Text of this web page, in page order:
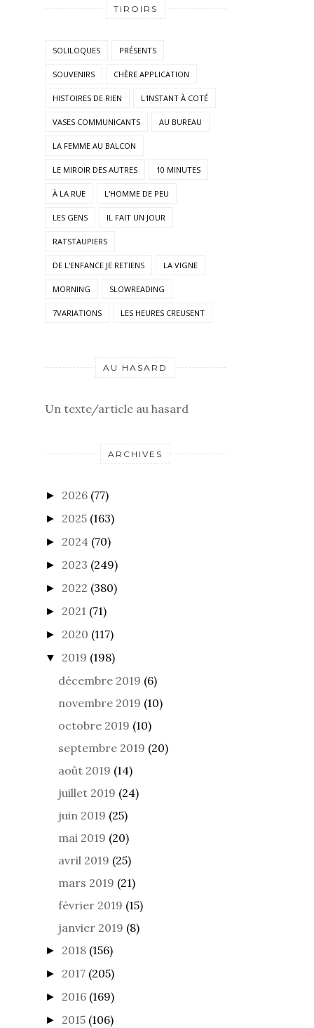
TIROIRS
SOLILOQUES PRÉSENTS
SOUVENIRS CHÈRE APPLICATION
HISTOIRES DE RIEN L'INSTANT À COTÉ
VASES COMMUNICANTS AU BUREAU
LA FEMME AU BALCON
LE MIROIR DES AUTRES 10 MINUTES
À LA RUE L'HOMME DE PEU
LES GENS IL FAIT UN JOUR
RATSTAUPIERS
DE L'ENFANCE JE RETIENS LA VIGNE
MORNING SLOWREADING
7VARIATIONS LES HEURES CREUSENT
AU HASARD
Un texte/article au hasard
ARCHIVES
► 2026 (77)
► 2025 (163)
► 2024 (70)
► 2023 (249)
► 2022 (380)
► 2021 (71)
► 2020 (117)
▼ 2019 (198)
décembre 2019 (6)
novembre 2019 (10)
octobre 2019 (10)
septembre 2019 (20)
août 2019 (14)
juillet 2019 (24)
juin 2019 (25)
mai 2019 (20)
avril 2019 (25)
mars 2019 (21)
février 2019 (15)
janvier 2019 (8)
► 2018 (156)
► 2017 (205)
► 2016 (169)
► 2015 (106)